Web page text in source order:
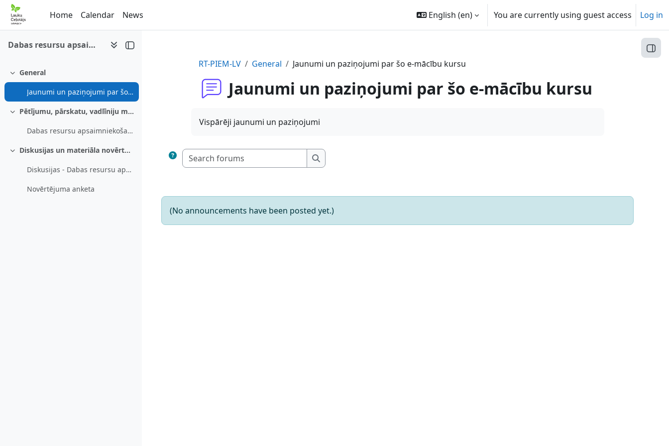
Skip to main content
Home
Calendar News English ‎(en)‎ You are currently using guest access Log in
Dabas resursu apsaimniekošanas piemēri
Collapse
General
Jaunumi un paziņojumi par šo e-mācību kursu
Collapse Pētījumu, pārskatu, vadlīniju materiāls
Dabas resursu apsaimniekošanas piemēri
Collapse Diskusijas un materiāla novērtējums
Diskusijas - Dabas resursu apsaimniekošanas piemēri
Novērtējuma anketa
RT-PIEM-LV
General Jaunumi un paziņojumi par šo e-mācību kursu
Jaunumi un paziņojumi par šo e-mācību kursu
Vispārēji jaunumi un paziņojumi
Search forums
Search forums
(No announcements have been posted yet.)